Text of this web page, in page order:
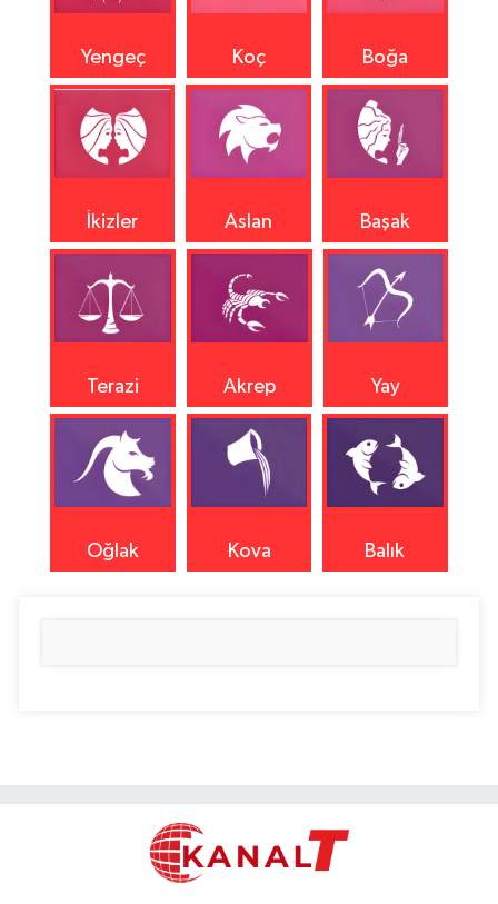
Yengeç Koç Boğa
İkizler Aslan Başak
Terazi Akrep Yay
Oğlak Kova Balık